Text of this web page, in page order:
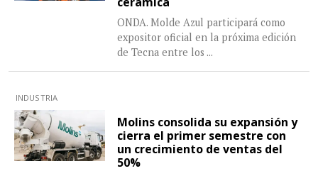
ONDA. Molde Azul participará como
expositor oficial en la próxima edición
de Tecna entre los ...
INDUSTRIA
Molins consolida su expansión y
cierra el primer semestre con
un crecimiento de ventas del
50%